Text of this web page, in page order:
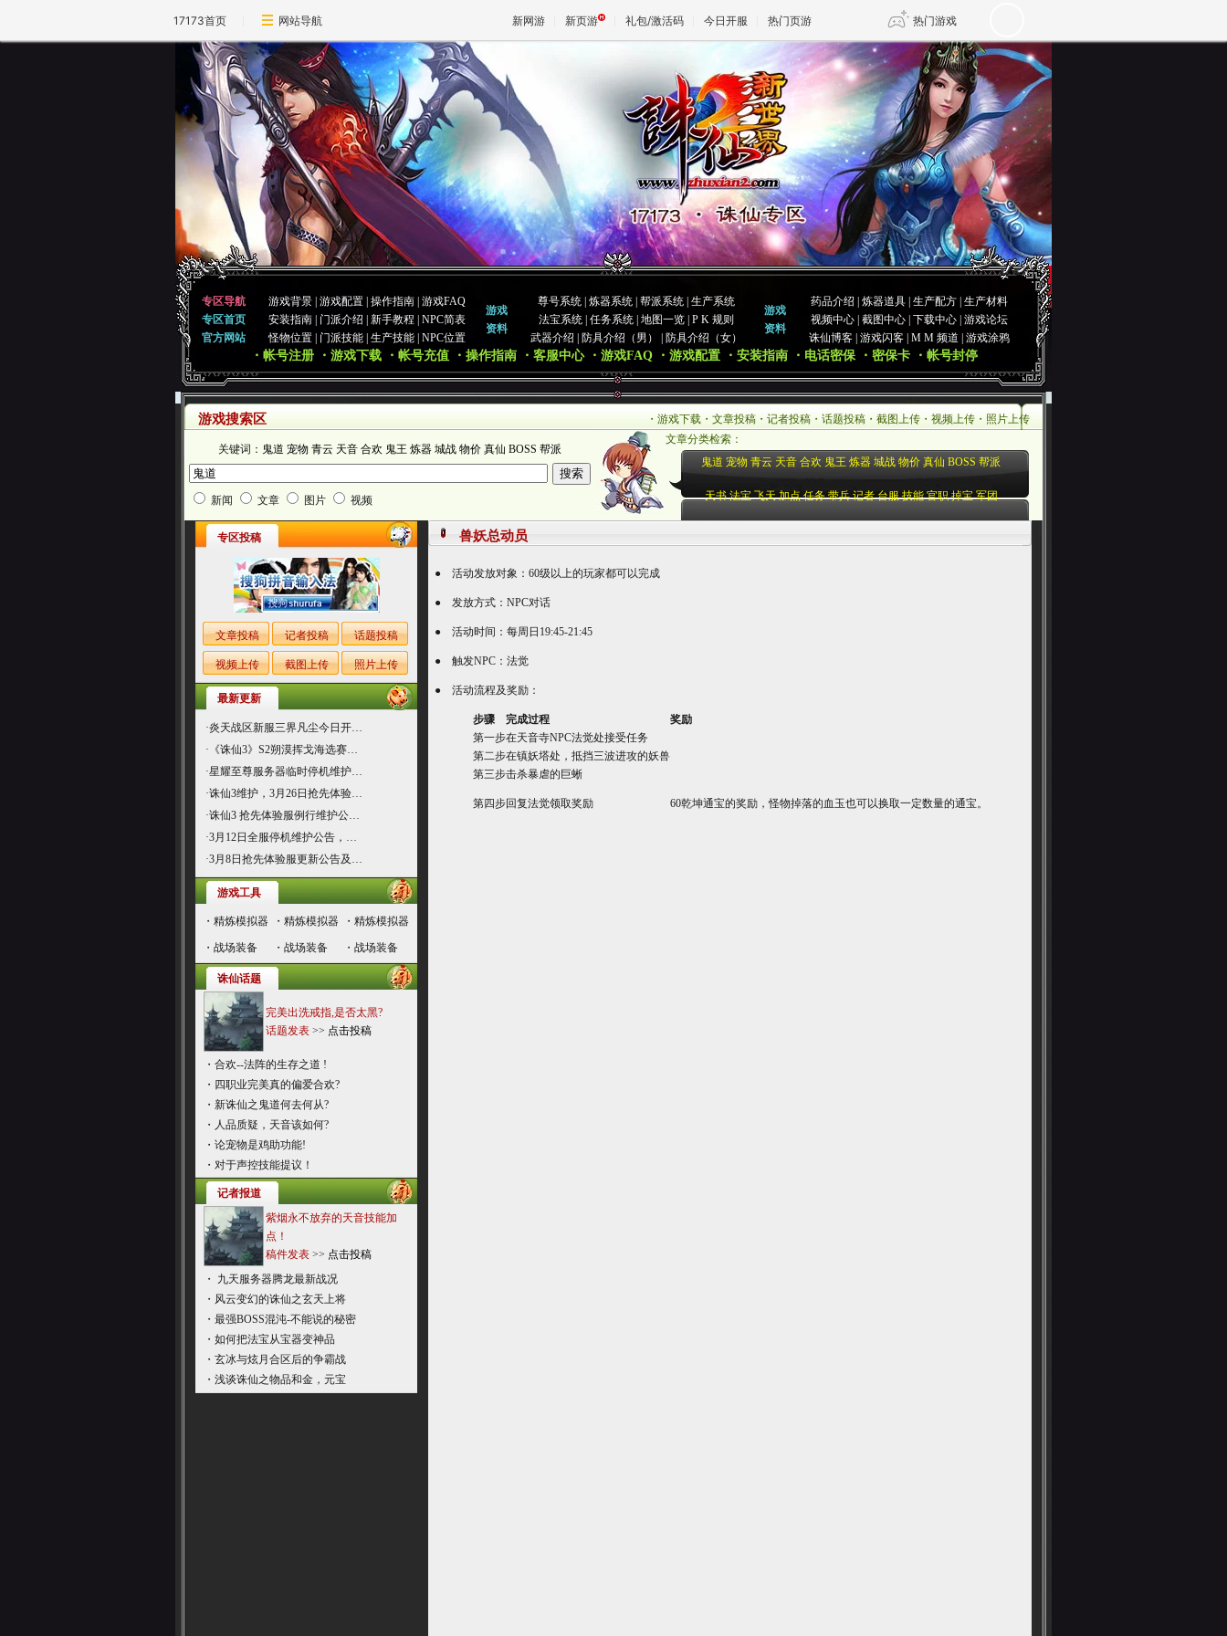
17173首页 网站导航 新网游 新页游 礼包/激活码 今日开服 热门页游 热门游戏
DNF 传奇4
天堂 剑网3旗舰版 新天龙八部
王权与自由 诛仙世界 仙剑世界
专区导航
专区首页
官方网站
游戏背景| 游戏配置| 操作指南| 游戏FAQ
安装指南| 门派介绍 新手教程
NPC简表
怪物位置| 门派技能| 生产技能| NPC位置
游戏
资料
尊号系统| 炼器系统| 帮派系统| 生产系统
法宝系统| 任务系统| 地图一览| P K 规则
武器介绍
防具介绍（男） 防具介绍（女）
游戏
资料
药品介绍 炼器道具| 生产配方| 生产材料
视频中心| 截图中心| 下载中心| 游戏论坛
诛仙博客| 游戏闪客| M M 频道 游戏涂鸦
・帐号注册 ・游戏下载 ・帐号充值 ・操作指南 ・客服中心 ・游戏FAQ ・游戏配置 ・安装指南 ・电话密保 ・密保卡 ・帐号封停
游戏搜索区 ・ 游戏下载・ 文章投稿・ 记者投稿・ 话题投稿・ 截图上传・ 视频上传・ 照片上传
关键词： 鬼道 宠物 青云 天音 合欢 鬼王 炼器 城战 物价 真仙 BOSS 帮派
新闻 文章 图片 视频
文章分类检索：
鬼道 宠物 青云 天音 合欢 鬼王 炼器 城战 物价 真仙 BOSS 帮派
天书 法宝 飞天 加点 任务 带兵 记者 台服 技能 官职 掉宝 军团
专区投稿
文章投稿 记者投稿 话题投稿
视频上传 截图上传 照片上传
最新更新
·炎天战区新服三界凡尘今日开…
· 《诛仙3》S2朔漠挥戈海选赛…
·星耀至尊服务器临时停机维护…
·诛仙3维护，3月26日抢先体验…
·诛仙3 抢先体验服例行维护公…
·3月12日全服停机维护公告，…
·3月8日抢先体验服更新公告及…
游戏工具
・ 精炼模拟器 ・ 精炼模拟器 ・ 精炼模拟器
・ 战场装备 ・ 战场装备 ・ 战场装备
诛仙话题
完美出洗戒指,是否太黑?
话题发表 >> 点击投稿
・ 合欢--法阵的生存之道 !
・ 四职业完美真的偏爱合欢?
・ 新诛仙之鬼道何去何从?
・ 人品质疑，天音该如何?
・ 论宠物是鸡助功能!
・ 对于声控技能提议！
记者报道
紫烟永不放弃的天音技能加
点！
稿件发表 >> 点击投稿
・
九天服务器腾龙最新战况
・ 风云变幻的诛仙之玄天上将
・ 最强BOSS混沌-不能说的秘密
・ 如何把法宝从宝器变神品
・ 玄冰与炫月合区后的争霸战
・ 浅谈诛仙之物品和金，元宝
兽妖总动员
● 活动发放对象：60级以上的玩家都可以完成
● 发放方式：NPC对话
● 活动时间：每周日19:45-21:45
● 触发NPC：法觉
● 活动流程及奖励：
步骤 完成过程
奖励
第一步在天音寺NPC法觉处接受任务
第二步在镇妖塔处，抵挡三波进攻的妖兽
第三步击杀暴虐的巨蜥
第四步回复法觉领取奖励 60乾坤通宝的奖励，怪物掉落的血玉也可以换取一定数量的通宝。